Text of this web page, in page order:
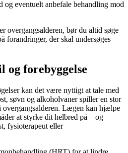
og eventuelt anbefale behandling mod
overgangsalderen, bør du altid søge
forandringer, der skal undersøges
og forebyggelse
kan det være nyttigt at tale med
søvn og alkoholvaner spiller en stor
overgangsalderen. Lægen kan hjælpe
at styrke dit helbred på – og
fysioterapeut eller